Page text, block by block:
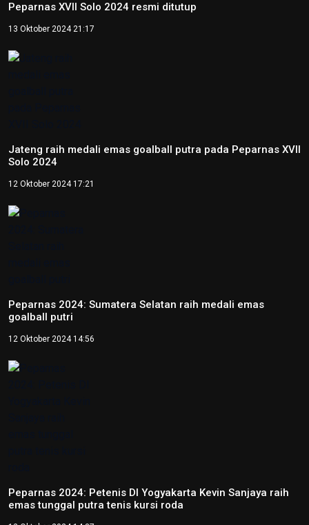
Peparnas XVII Solo 2024 resmi ditutup
13 Oktober 2024 21:17
Jateng raih medali emas goalball putra pada Peparnas XVII
Solo 2024
12 Oktober 2024 17:21
Peparnas 2024: Sumatera Selatan raih medali emas
goalball putri
12 Oktober 2024 14:56
Peparnas 2024: Petenis DI Yogyakarta Kevin Sanjaya raih
emas tunggal putra tenis kursi roda